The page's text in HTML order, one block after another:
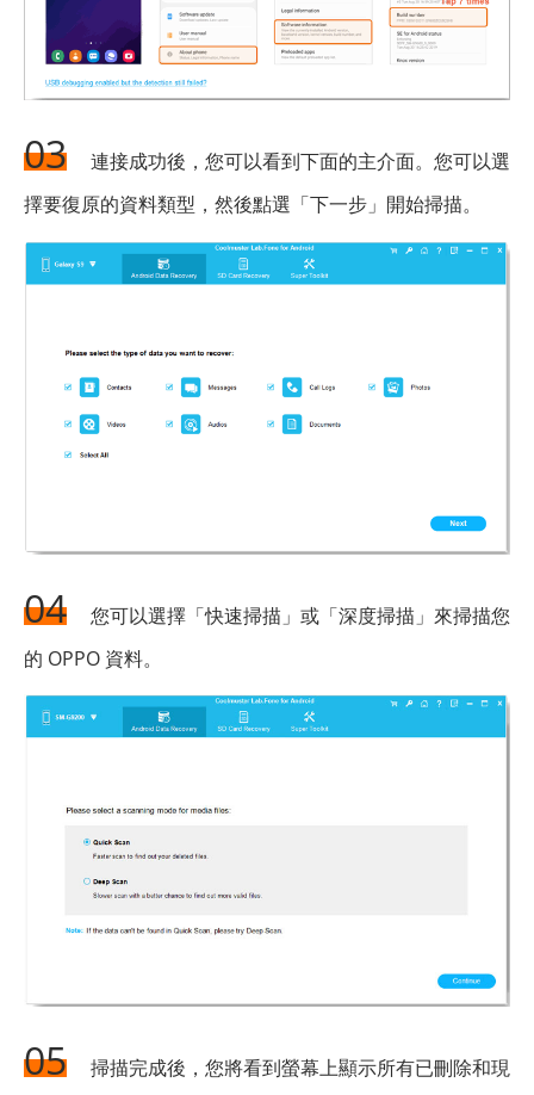
03
連接成功後，您可以看到下面的主介面。您可以選
擇要復原的資料類型，然後點選「下一步」開始掃描。
04
您可以選擇「快速掃描」或「深度掃描」來掃描您
的 OPPO 資料。
05
掃描完成後，您將看到螢幕上顯示所有已刪除和現